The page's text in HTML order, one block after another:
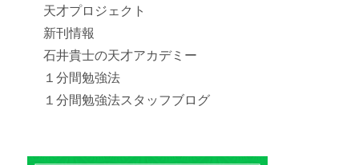
天才プロジェクト
新刊情報
石井貴士の天才アカデミー
１分間勉強法
１分間勉強法スタッフブログ